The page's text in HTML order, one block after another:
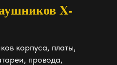
X-
корпуса, платы,
провода,